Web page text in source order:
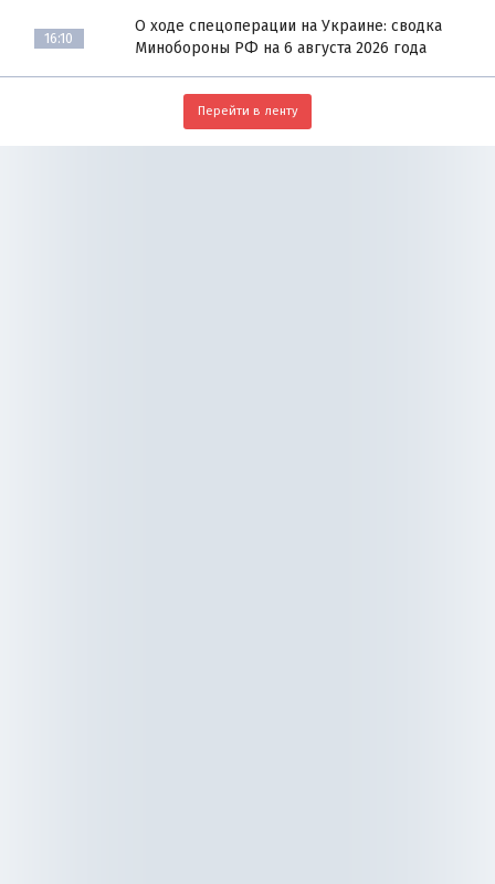
16:10
О ходе спецоперации на Украине: сводка
Минобороны РФ на 6 августа 2026 года
Перейти в ленту